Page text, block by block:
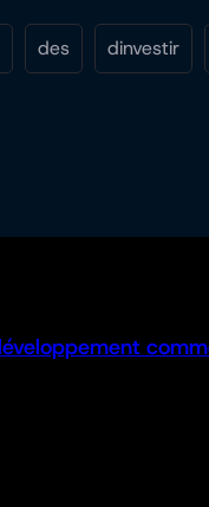
des dinvestir